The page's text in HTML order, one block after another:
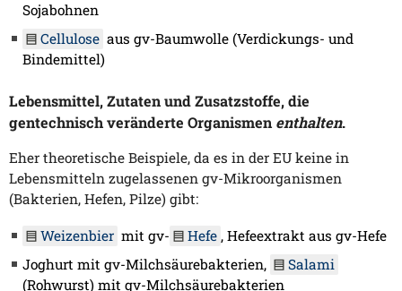
Sojabohnen
Cellulose aus gv-Baumwolle (Verdickungs- und
Bindemittel)
Lebensmittel, Zutaten und Zusatzstoffe, die
gentechnisch veränderte Organismen enthalten.
Eher theoretische Beispiele, da es in der EU keine in
Lebensmitteln zugelassenen gv-Mikroorganismen
(Bakterien, Hefen, Pilze) gibt:
Weizenbier mit gv- Hefe , Hefeextrakt aus gv-Hefe
Joghurt mit gv-Milchsäurebakterien,
Salami
(Rohwurst) mit gv-Milchsäurebakterien